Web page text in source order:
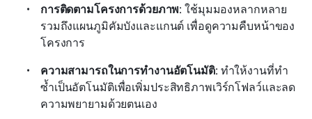
การติดตามโครงการด้วยภาพ: ใช้มุมมองหลากหลาย
รวมถึงแผนภูมิคัมบังและแกนต์ เพื่อดูความคืบหน้าของ
โครงการ
ความสามารถในการทำงานอัตโนมัติ: ทำให้งานที่ทำ
ซ้ำเป็นอัตโนมัติเพื่อเพิ่มประสิทธิภาพเวิร์กโฟลว์และลด
ความพยายามด้วยตนเอง